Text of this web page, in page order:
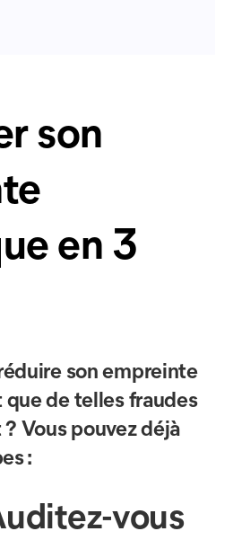
son
en 3
son empreinte
que de telles fraudes
Vous pouvez déjà
:
vous